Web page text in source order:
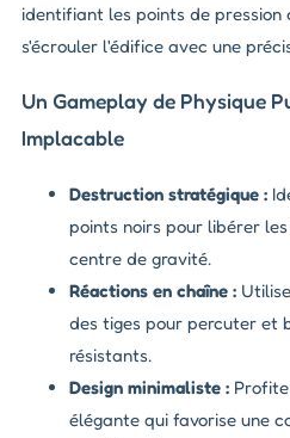
identifiant les points de
s'écrouler l'édifice avec une
Un Gameplay de Physique
Implacable
Destruction stratégique :
points noirs pour libérer
centre de gravité.
Réactions en chaîne :
des tiges pour percuter et
résistants.
Design minimaliste :
élégante qui favorise une